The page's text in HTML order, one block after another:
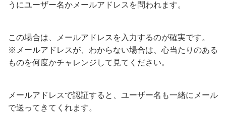
うにユーザー名かメールアドレスを問われます。
この場合は、メールアドレスを入力するのが確実です。
※メールアドレスが、わからない場合は、心当たりのある
ものを何度かチャレンジして見てください。
メールアドレスで認証すると、ユーザー名も一緒にメール
で送ってきてくれます。